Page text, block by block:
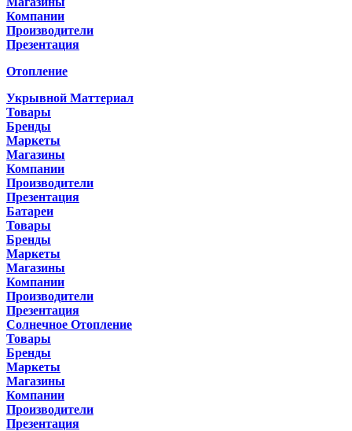
Компании
Производители
Презентация
Отопление
Укрывной Маттериал
Товары
Бренды
Маркеты
Магазины
Компании
Производители
Презентация
Батареи
Товары
Бренды
Маркеты
Магазины
Компании
Производители
Презентация
Солнечное Отопление
Товары
Бренды
Маркеты
Магазины
Компании
Производители
Презентация